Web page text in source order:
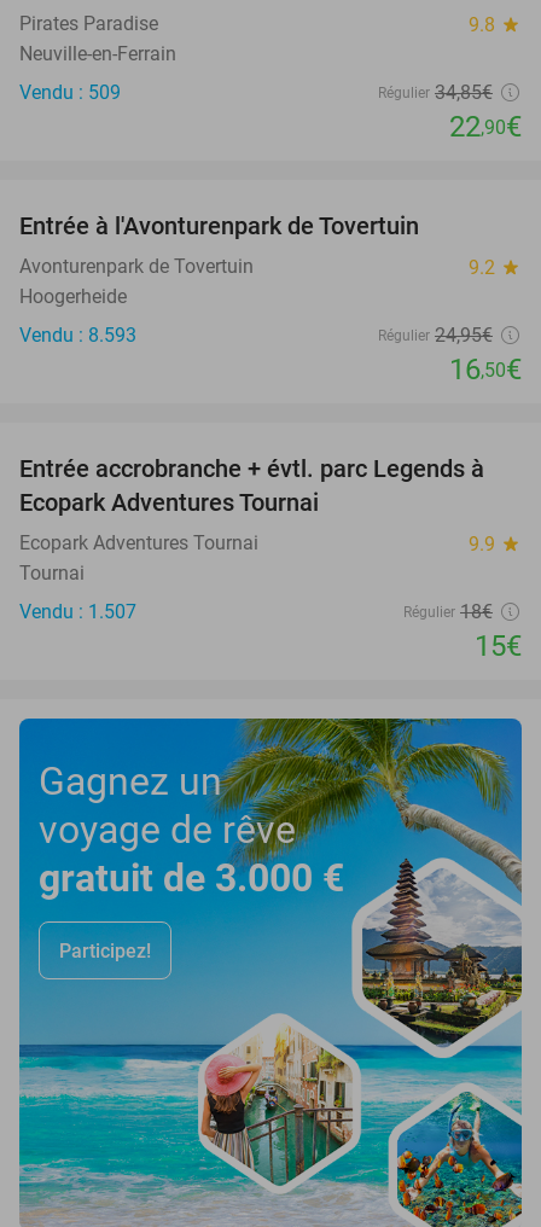
Pirates Paradise 9.8 star
Neuville-en-Ferrain
Vendu : 509
Régulier 34,85€
22,90€
Entrée à l'Avonturenpark de Tovertuin
Avonturenpark de Tovertuin 9.2 star
Hoogerheide
Vendu : 8.593
Régulier 24,95€
16,50€
17%
Entrée accrobranche + évtl. parc Legends à
Ecopark Adventures Tournai
Ecopark Adventures Tournai 9.9 star
Tournai
Vendu : 1.507
Régulier 18€
15€
Gagnez un
voyage de rêve
gratuit de 3.000 €
Participez!